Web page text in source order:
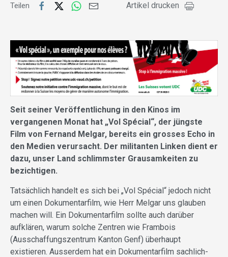
Teilen Artikel drucken
Seit seiner Veröffentlichung in den Kinos im
vergangenen Monat hat „Vol Spécial“, der jüngste
Film von Fernand Melgar, bereits ein grosses Echo in
den Medien verursacht. Der militanten Linken dient er
dazu, unser Land schlimmster Grausamkeiten zu
bezichtigen.
Tatsächlich handelt es sich bei „Vol Spécial“ jedoch nicht
um einen Dokumentarfilm, wie Herr Melgar uns glauben
machen will. Ein Dokumentarfilm sollte auch darüber
aufklären, warum solche Zentren wie Frambois
(Ausschaffungszentrum Kanton Genf) überhaupt
existieren. Ausserdem hat ein Dokumentarfilm sachlich-